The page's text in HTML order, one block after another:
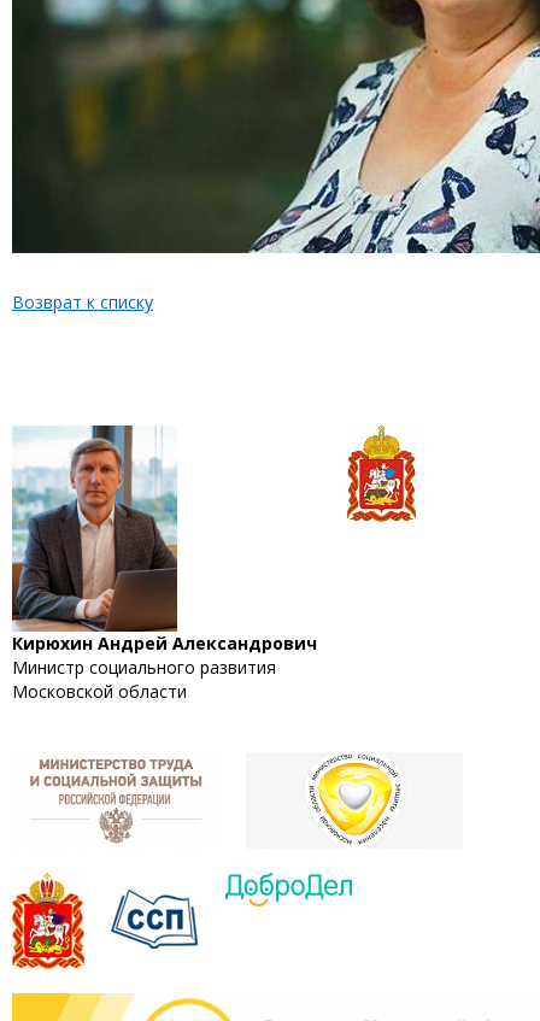
Возврат к списку
Кирюхин Андрей Александрович
Министр социального развития
Московской области